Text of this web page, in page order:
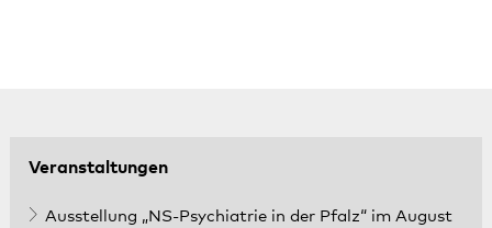
Veranstaltungen
Ausstellung „NS-Psychiatrie in der Pfalz“ im August